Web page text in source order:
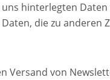
hinterlegten
die zu
von